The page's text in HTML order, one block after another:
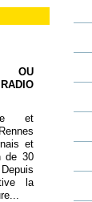
OU
et
et
de 30
la